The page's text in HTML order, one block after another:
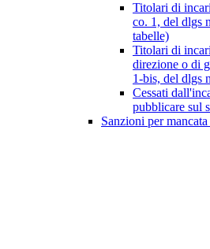
Titolari di
co. 1, del dlgs
tabelle)
Titolari di
direzione o di
1-bis, del dlgs
Cessati
pubblicare sul
Sanzioni per